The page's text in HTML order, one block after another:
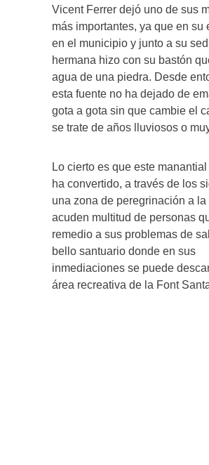
Vicent Ferrer dejó uno de sus
más importantes, ya que en su
en el municipio y junto a su
hermana hizo con su bastón
agua de una piedra. Desde
esta fuente no ha dejado de
gota a gota sin que cambie el
se trate de años lluviosos o
Lo cierto es que este
ha convertido, a través de los
una zona de peregrinación a la
acuden multitud de personas
remedio a sus problemas de
bello santuario donde en sus
inmediaciones se puede
área recreativa de la Font